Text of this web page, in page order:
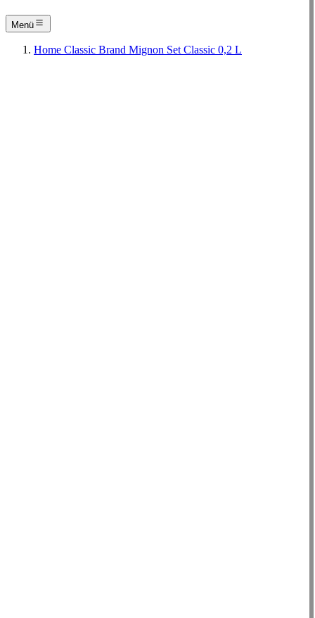
Menü
Home Classic Brand Mignon Set Classic 0,2 L